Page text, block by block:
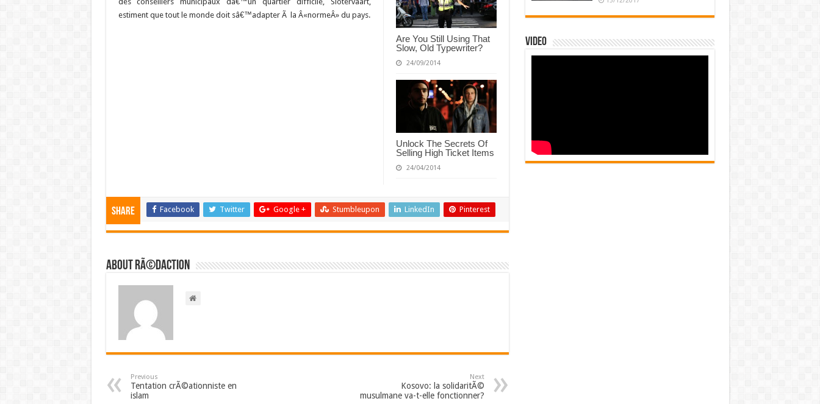
Are You Still Using That
Slow, Old Typewriter?
24/09/2014
Unlock The Secrets Of
Selling High Ticket Items
24/04/2014
estiment que tout le monde doit sâ€™adapter Ã la Â«normeÂ» du pays.
Share Facebook Twitter Google + Stumbleupon LinkedIn Pinterest
About RÃ©daction
Previous
Tentation crÃ©ationniste en
islam
Next
Kosovo: la solidaritÃ©
musulmane va-t-elle fonctionner?
Video